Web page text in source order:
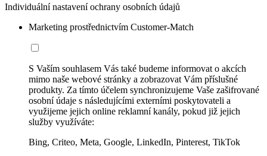
Individuální nastavení ochrany osobních údajů
Marketing prostřednictvím Customer-Match
S Vaším souhlasem Vás také budeme informovat o akcích
mimo naše webové stránky a zobrazovat Vám příslušné
produkty. Za tímto účelem synchronizujeme Vaše zašifrované
osobní údaje s následujícími externími poskytovateli a
využijeme jejich online reklamní kanály, pokud již jejich
služby využíváte:
Bing, Criteo, Meta, Google, LinkedIn, Pinterest, TikTok